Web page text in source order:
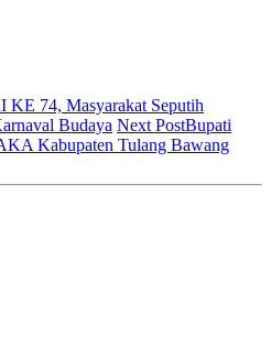
KE 74, Masyarakat Seputih
Budaya Next PostBupati
Kabupaten Tulang Bawang